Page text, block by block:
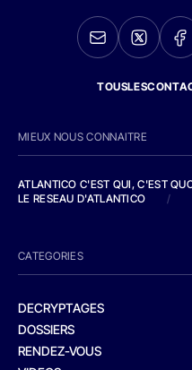
MIEUX NOUS CONNAITRE
ATLANTICO C'EST QUI, C'EST
LE RESEAU D'ATLANTICO
/
CATEGORIES
DECRYPTAGES
DOSSIERS
RENDEZ-VOUS